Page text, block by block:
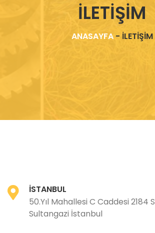
İLETİŞİM
ANASAYFA- İLETİŞİM
İSTANBUL
50.Yıl Mahallesi C Caddesi 2184
Sultangazi İstanbul